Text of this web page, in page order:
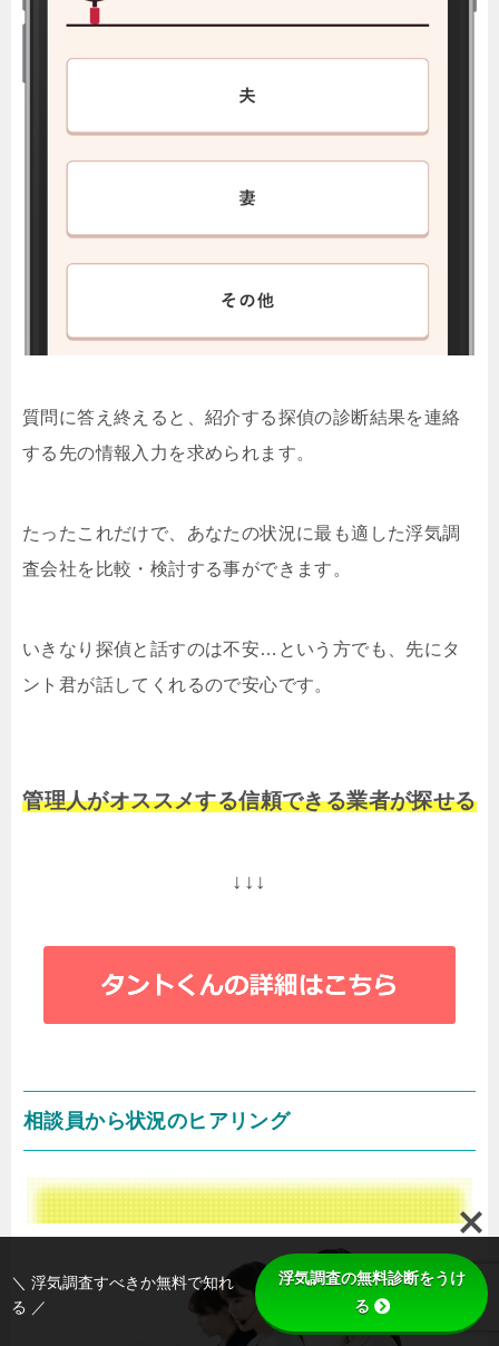
質問に答え終えると、紹介する探偵の診断結果を連絡
する先の情報入力を求められます。
たったこれだけで、あなたの状況に最も適した浮気調
査会社を比較・検討する事ができます。
いきなり探偵と話すのは不安…という方でも、先にタ
ント君が話してくれるので安心です。
管理人がオススメする信頼できる業者が探せる
↓↓↓
相談員から状況のヒアリング
＼ 浮気調査すべきか無料で知れ
る ／
浮気調査の無料診断をうけ
る